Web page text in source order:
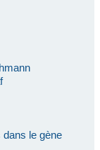
le gène